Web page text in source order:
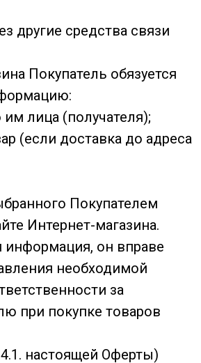
другие средства связи
Покупатель обязуется
лица (получателя);
(если доставка до адреса
Покупателем
Интернет-магазина.
информация, он вправе
необходимой
за
при покупке товаров
настоящей Оферты)